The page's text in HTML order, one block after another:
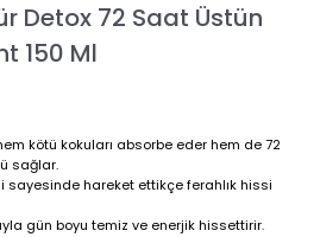
Detox 72 Saat Üstün
150 Ml
kötü kokuları absorbe eder hem de 72
sağlar.
hareket ettikçe ferahlık hissi
gün boyu temiz ve enerjik hissettirir.